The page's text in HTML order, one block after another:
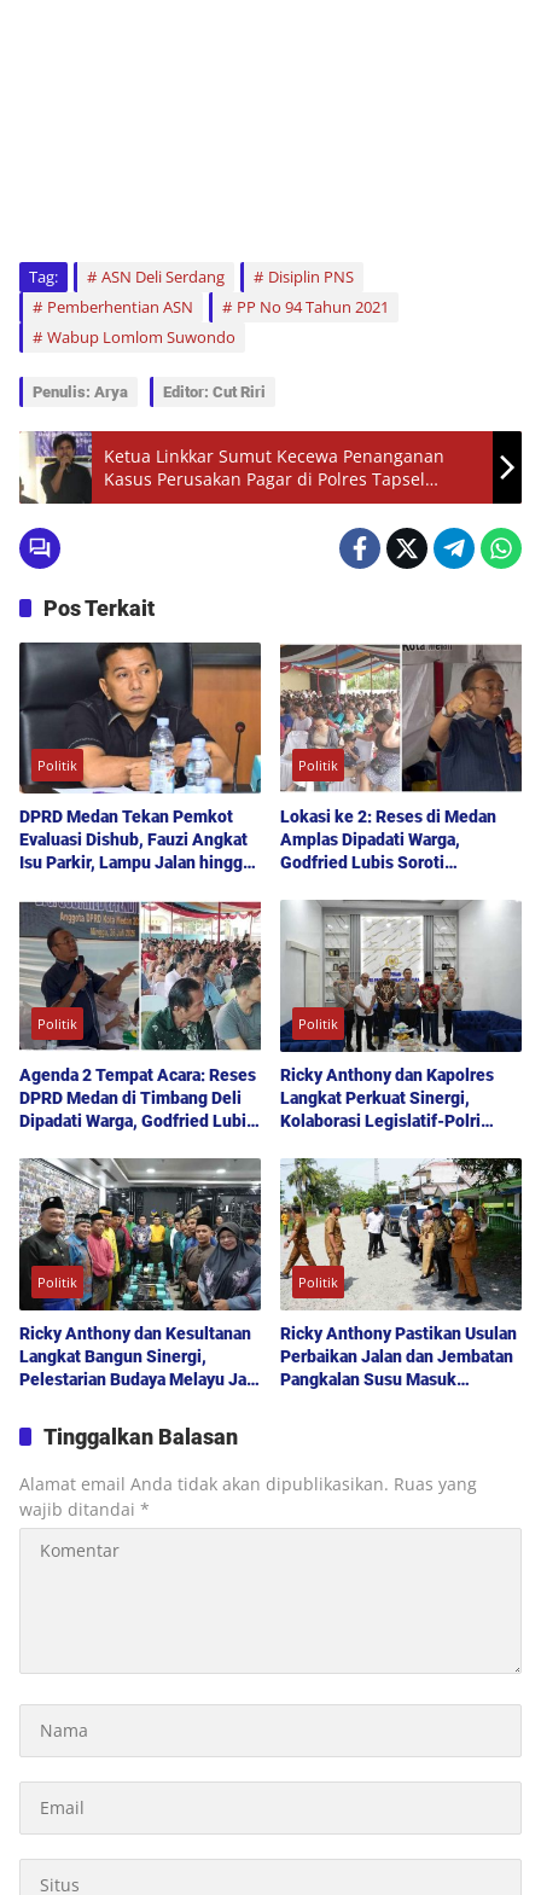
Tag: ASN Deli Serdang
Disiplin PNS
Pemberhentian ASN
PP No 94 Tahun 2021
Wabup Lomlom Suwondo
Penulis: Arya Editor: Cut Riri
Ketua Linkkar Sumut Kecewa Penanganan
Kasus Perusakan Pagar di Polres Tapsel
Dinilai Lamban
Pos Terkait
Politik
DPRD Medan Tekan Pemkot
Evaluasi Dishub, Fauzi Angkat
Isu Parkir, Lampu Jalan hingga
Politik
Lokasi ke 2: Reses di Medan
Amplas Dipadati Warga,
Godfried Lubis Soroti
hingga Penyerapan Aspirasi
Publik
Politik
Agenda 2 Tempat Acara: Reses
DPRD Medan di Timbang Deli
Dipadati Warga, Godfried Lubis
hingga Layanan UHC
Politik
Ricky Anthony dan Kapolres
Langkat Perkuat Sinergi,
Kolaborasi Legislatif-Polri
Kondusif
Politik
Ricky Anthony dan Kesultanan
Langkat Bangun Sinergi,
Pelestarian Budaya Melayu Jadi
Politik
Ricky Anthony Pastikan Usulan
Perbaikan Jalan dan Jembatan
Pangkalan Susu Masuk
Tinggalkan Balasan
Alamat email Anda tidak akan dipublikasikan. Ruas yang
wajib ditandai *